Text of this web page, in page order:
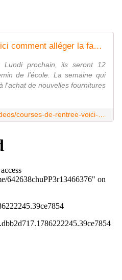
Courses de rentrée : voici comment alléger la facture
prochain, ils seront 12
de l'école. La semaine qui
l'achat de nouvelles fournitures